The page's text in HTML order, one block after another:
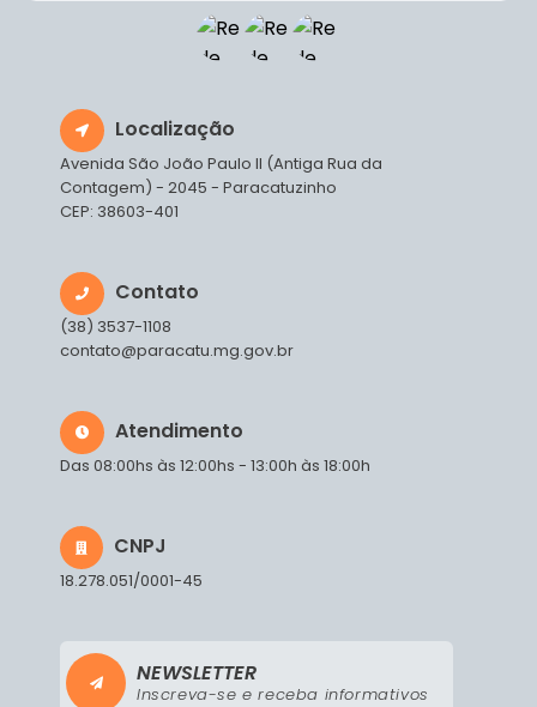
Localização
Avenida São João Paulo II (Antiga Rua da
Contagem) - 2045 - Paracatuzinho
CEP: 38603-401
Contato
(38) 3537-1108
contato@paracatu.mg.gov.br
Atendimento
Das 08:00hs às 12:00hs - 13:00h às 18:00h
CNPJ
18.278.051/0001-45
NEWSLETTER
Inscreva-se e receba informativos